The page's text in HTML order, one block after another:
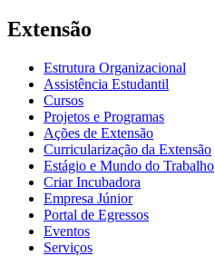
Extensão
Estrutura Organizacional
Assistência Estudantil
Cursos
Projetos e Programas
Ações de Extensão
Curricularização da Extensão
Estágio e Mundo do Trabalho
Criar Incubadora
Empresa Júnior
Portal de Egressos
Eventos
Serviços